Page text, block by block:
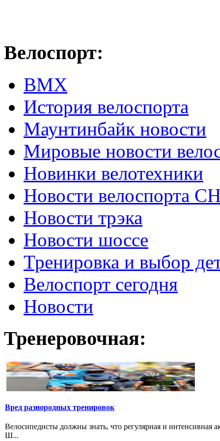
Велоспорт:
ВМХ
История велоспорта
Маунтинбайк новости
Мировые новости
Новинки велотехники
Новости велоспорта
Новости трэка
Новости шоссе
Тренировка и выбор
Велоспорт сегодня
Новости
Тренеровочная:
Вред разнородных тренировок
Велосипедисты должны знать, что регулярная и интенсивная
Ш...